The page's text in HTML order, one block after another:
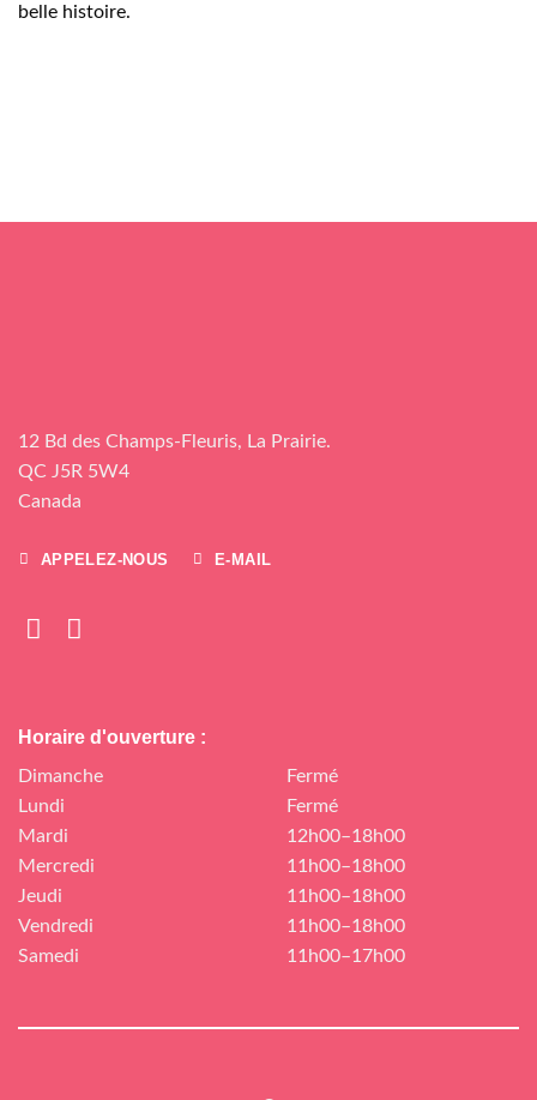
belle histoire.
12 Bd des Champs-Fleuris, La Prairie.
QC J5R 5W4
Canada
APPELEZ-NOUS E-MAIL
Horaire d'ouverture :
Dimanche
Lundi
Mardi
Mercredi
Jeudi
Vendredi
Samedi
Fermé
Fermé
12h00–18h00
11h00–18h00
11h00–18h00
11h00–18h00
11h00–17h00